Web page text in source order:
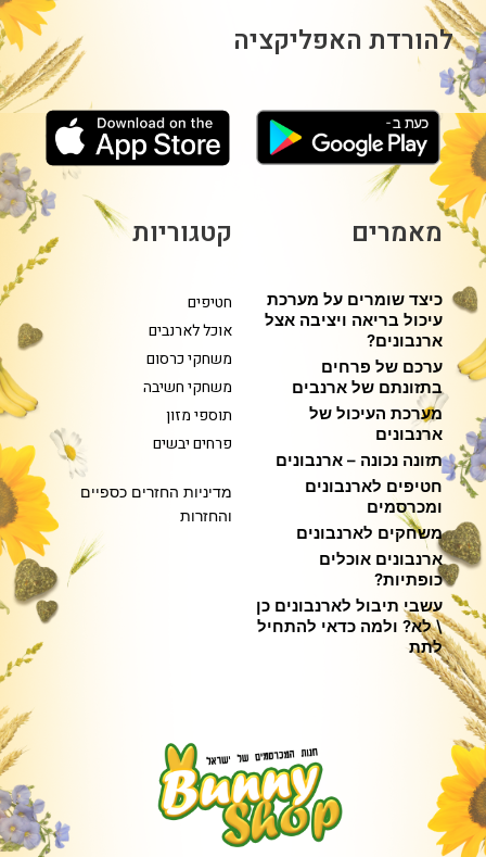
קטגוריות
חטיפים
אוכל לארנבים
משחקי כרסום
משחקי חשיבה
תוספי מזון
פרחים יבשים
מדיניות החזרים כספיים
והחזרות
מאמרים
כיצד שומרים על מערכת
עיכול בריאה ויציבה אצל
ארנבונים?
ערכם של פרחים
בתזונתם של ארנבים
מערכת העיכול של
ארנבונים
תזונה נכונה – ארנבונים
חטיפים לארנבונים
ומכרסמים
משחקים לארנבונים
ארנבונים אוכלים
כופתיות?
עשבי תיבול לארנבונים כן
\ לא? ולמה כדאי להתחיל
לתת
להורדת האפליקציה